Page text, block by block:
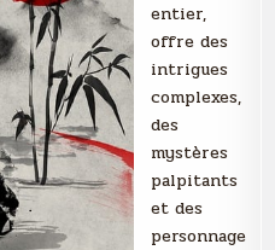
entier,
offre des
intrigues
complexes,
des
mystères
palpitants
et des
personnage